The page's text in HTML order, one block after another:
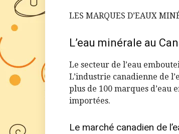
LES MARQUES D’EAUX
L’eau minérale au
Le secteur de l’eau
L’industrie canadienne de
plus de 100 marques d’eau
importées.
Le marché canadien de